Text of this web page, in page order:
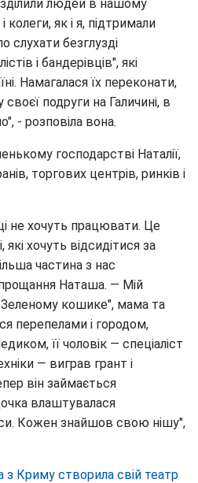
людей в нашому
колеги, як і я, підтримали
безглузді
і бандерівців", які
Намагалася їх переконати,
подруги на Галичині, в
- розповіла вона.
господарстві Наталії,
торгових центрів, ринків і
не хочуть працювати. Це
хочуть відсидітися за
частина з нас
Наташа. — Мій
кошике", мама та
перепелами і городом,
її чоловік — спеціаліст
— виграв грант і
він займається
влаштувалася
Кожен знайшов свою нішу",
з Криму створила свій театр